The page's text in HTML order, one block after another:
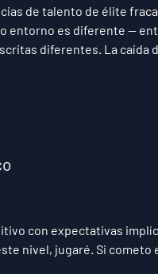
de talento de élite
entorno es diferente —
diferentes. La caída
con expectativas
nivel, jugaré. Si cometo